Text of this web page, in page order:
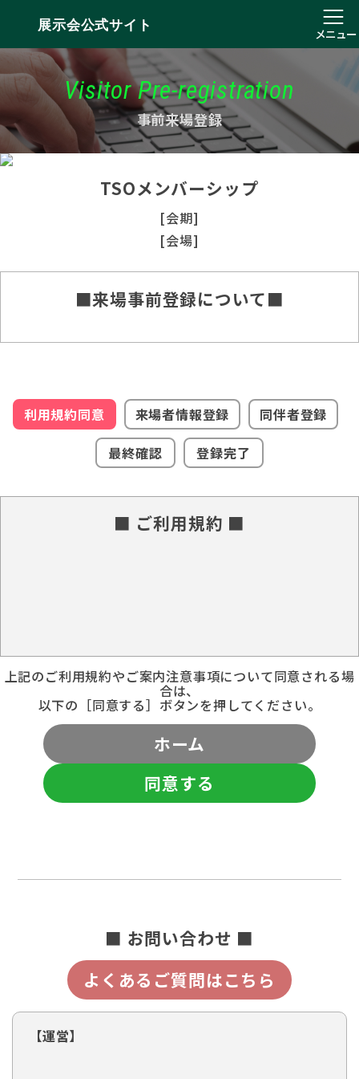
展示会公式サイト
メニュー
Visitor Pre-registration
事前来場登録
TSOメンバーシップ
[会期]
[会場]
■来場事前登録について■
利用規約同意 来場者情報登録
同伴者登録
最終確認
登録完了
■ ご利用規約 ■
上記のご利用規約やご案内注意事項について同意される場
合は、
以下の［同意する］ボタンを押してください。
ホーム
同意する
■ お問い合わせ ■
よくあるご質問はこちら
【運営】